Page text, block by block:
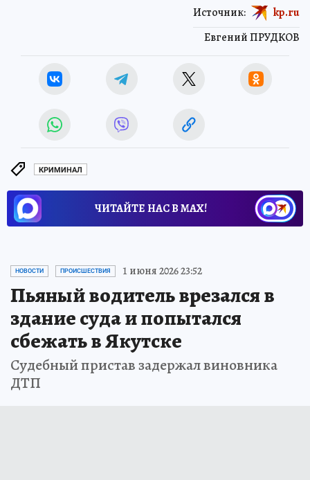
Евгений ПРУДКОВ
Источник: kp.ru
КРИМИНАЛ
ЧИТАЙТЕ НАС В МАХ!
НОВОСТИ ПРОИСШЕСТВИЯ 1 июня 2026 23:52
Пьяный водитель врезался в
здание суда и попытался
сбежать в Якутске
Судебный пристав задержал виновника
ДТП